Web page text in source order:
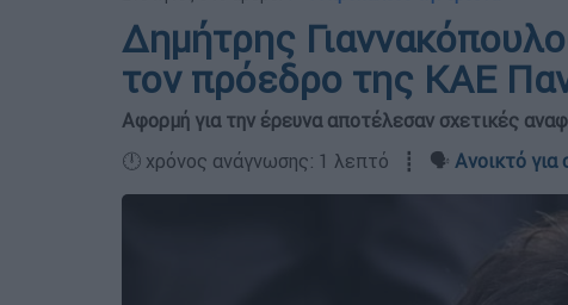
Δημήτρης
τον πρόεδρο της ΚΑΕ
Αφορμή για την έρευνα αποτέλεσαν σχετικές
🕛 χρόνος ανάγνωσης: 1 λεπτό ┋ 🗣️ Ανοικτό για